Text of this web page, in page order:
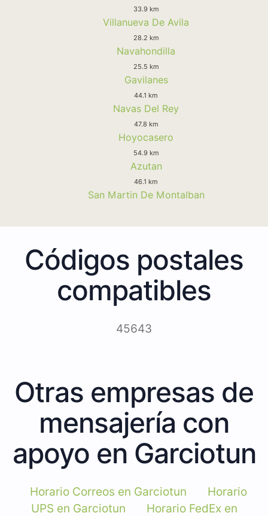
33.9 km
Villanueva De Avila
28.2 km
Navahondilla
25.5 km
Gavilanes
44.1 km
Navas Del Rey
47.8 km
Hoyocasero
54.9 km
Azutan
46.1 km
San Martin De Montalban
Códigos postales
compatibles
45643
Otras empresas de
mensajería con
apoyo en Garciotun
Horario Correos en Garciotun
Horario
UPS en Garciotun
Horario FedEx en